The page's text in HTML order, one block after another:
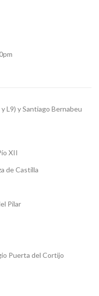
L9) y Santiago Bernabeu
XII
de Castilla
Pilar
Puerta del Cortijo